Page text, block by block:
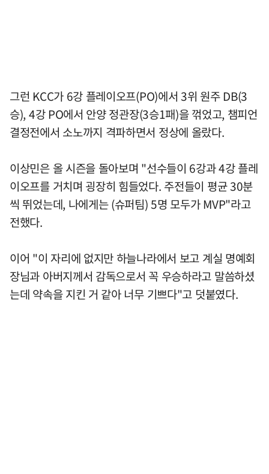
그런 KCC가 6강 플레이오프(PO)에서 3위 원주 DB(3
승), 4강 PO에서 안양 정관장(3승1패)을 꺾었고, 챔피언
결정전에서 소노까지 격파하면서 정상에 올랐다.
이상민은 올 시즌을 돌아보며 "선수들이 6강과 4강 플레
이오프를 거치며 굉장히 힘들었다. 주전들이 평균 30분
씩 뛰었는데, 나에게는 (슈퍼팀) 5명 모두가 MVP"라고
전했다.
이어 "이 자리에 없지만 하늘나라에서 보고 계실 명예회
장님과 아버지께서 감독으로서 꼭 우승하라고 말씀하셨
는데 약속을 지킨 거 같아 너무 기쁘다"고 덧붙였다.